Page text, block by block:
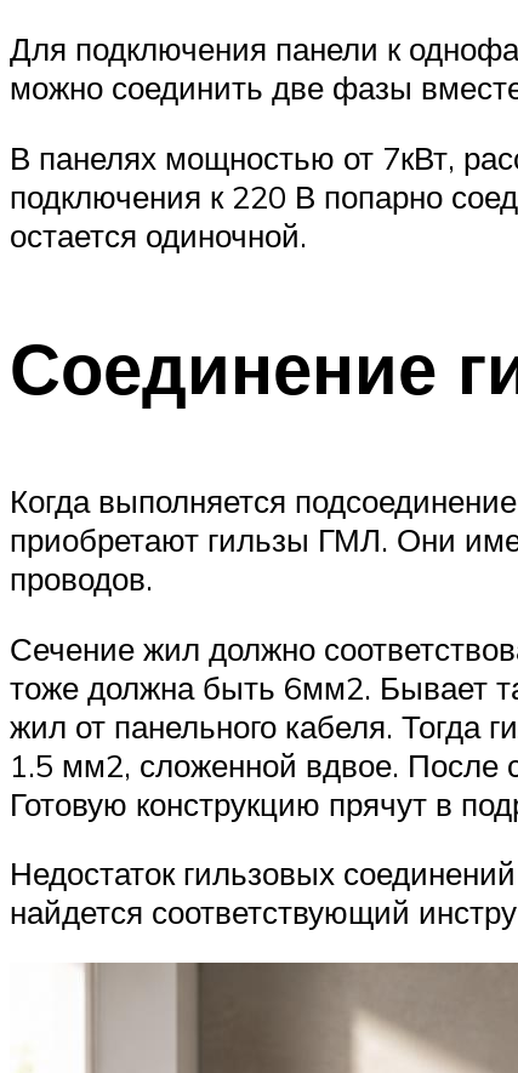
Для подключения панели к
можно соединить две фазы
В панелях мощностью от 7кВт,
подключения к 220 В попарно
остается одиночной.
Соединение
Когда выполняется
приобретают гильзы ГМЛ. Они
проводов.
Сечение жил должно
тоже должна быть 6мм2. Бывает
жил от панельного кабеля.
1.5 мм2, сложенной вдвое. После
Готовую конструкцию прячут в
Недостаток гильзовых
найдется соответствующий